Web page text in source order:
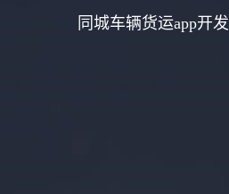
同城车辆货运app开发